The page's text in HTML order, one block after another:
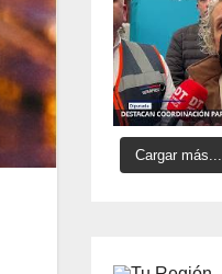
Cargar más...